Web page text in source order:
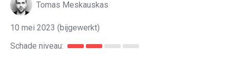
Tomas Meskauskas
10 mei 2023 (bijgewerkt)
Schade niveau: